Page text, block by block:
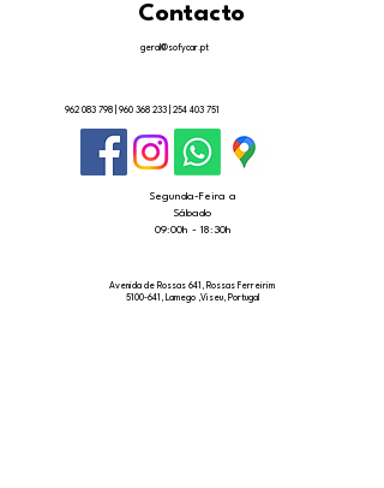
Contacto
geral@sofycar.pt
962 083 798 960 368 233 254 403 751
Segunda-Feira a
Sábado
09:00h - 18:30h
Avenida de Rossas 641, Rossas Ferreirim
5100-641, Lamego ,Viseu, Portugal